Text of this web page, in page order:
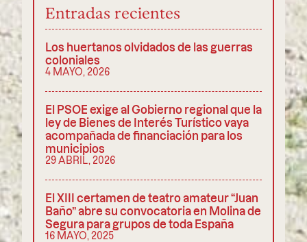
Entradas recientes
Los huertanos olvidados de las guerras
coloniales
4 MAYO, 2026
El PSOE exige al Gobierno regional que la
ley de Bienes de Interés Turístico vaya
acompañada de financiación para los
municipios
29 ABRIL, 2026
El XIII certamen de teatro amateur “Juan
Baño” abre su convocatoria en Molina de
Segura para grupos de toda España
16 MAYO, 2025